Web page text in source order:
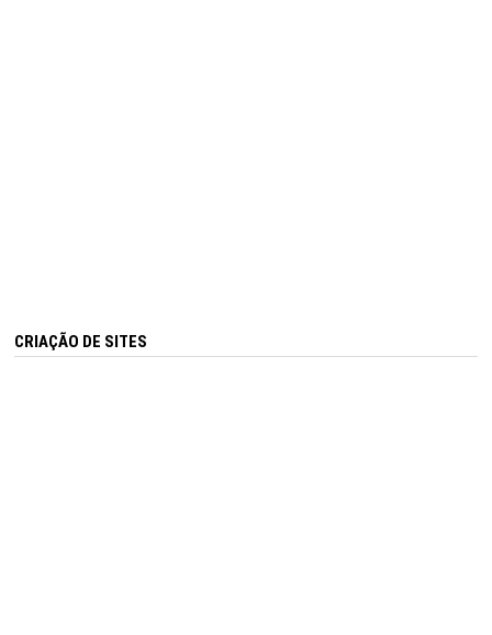
CRIAÇÃO DE SITES